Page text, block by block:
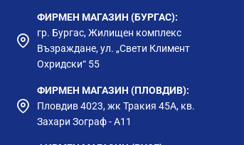
ФИРМЕН МАГАЗИН (БУРГАС):
гр. Бургас, Жилищен комплекс
Възраждане, ул. „Свети Климент
Охридски“ 55
ФИРМЕН МАГАЗИН (ПЛОВДИВ):
Пловдив 4023, жк Тракия 45А, кв.
Захари Зограф - А11